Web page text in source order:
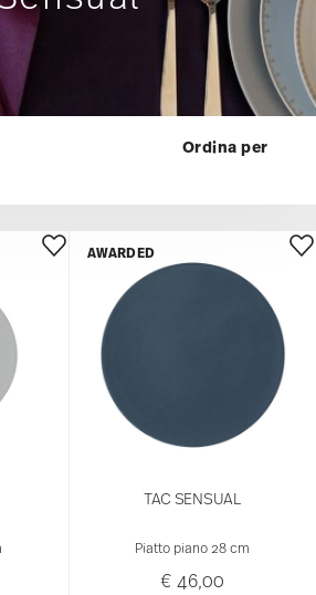
TAC SENSUAL
Piatto piano 28 cm
€ 46,00
AWARDED